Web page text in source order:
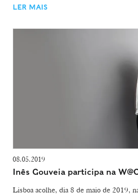
LER MAIS
08.05.2019
Inês Gouveia participa na
Lisboa acolhe, dia 8 de maio de 2019,